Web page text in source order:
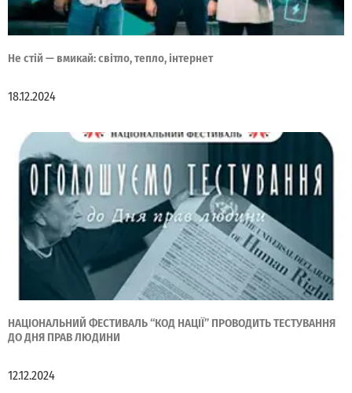
Не стій — вмикай: світло, тепло, інтернет
18.12.2024
НАЦІОНАЛЬНИЙ ФЕСТИВАЛЬ “КОД НАЦІЇ” ПРОВОДИТЬ ТЕСТУВАННЯ
ДО ДНЯ ПРАВ ЛЮДИНИ
12.12.2024